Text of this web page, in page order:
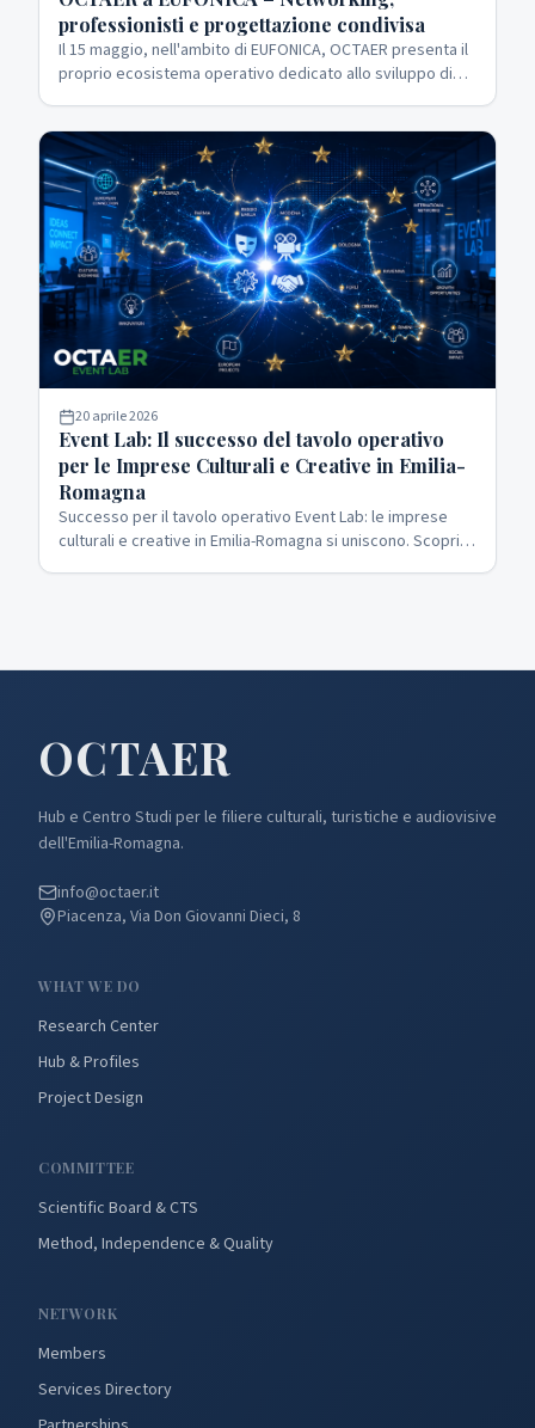
professionisti e progettazione condivisa
Il 15 maggio, nell'ambito di EUFONICA, OCTAER presenta il
proprio ecosistema operativo dedicato allo sviluppo di
20 aprile 2026
Event Lab: Il successo del tavolo operativo
per le Imprese Culturali e Creative in Emilia-
Romagna
Successo per il tavolo operativo Event Lab: le imprese
culturali e creative in Emilia-Romagna si uniscono. Scopri i
OCTAER
Hub e Centro Studi per le filiere culturali, turistiche e audiovisive
dell'Emilia-Romagna.
info@octaer.it
Piacenza, Via Don Giovanni Dieci, 8
WHAT WE DO
Research Center
Hub & Profiles
Project Design
COMMITTEE
Scientific Board & CTS
Method, Independence & Quality
NETWORK
Members
Services Directory